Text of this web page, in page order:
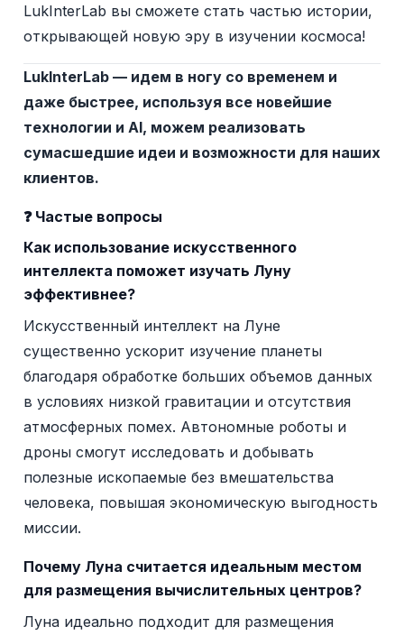
LukInterLab вы сможете стать частью истории,
открывающей новую эру в изучении космоса!
LukInterLab — идем в ногу со временем и
даже быстрее, используя все новейшие
технологии и AI, можем реализовать
сумасшедшие идеи и возможности для наших
клиентов.
❓ Частые вопросы
Как использование искусственного
интеллекта поможет изучать Луну
эффективнее?
Искусственный интеллект на Луне
существенно ускорит изучение планеты
благодаря обработке больших объемов данных
в условиях низкой гравитации и отсутствия
атмосферных помех. Автономные роботы и
дроны смогут исследовать и добывать
полезные ископаемые без вмешательства
человека, повышая экономическую выгодность
миссии.
Почему Луна считается идеальным местом
для размещения вычислительных центров?
Луна идеально подходит для размещения